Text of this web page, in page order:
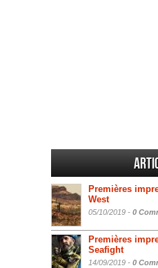
Premières
West
05/10/2019 - 0
Premières
Seafight
14/09/2019 - 0